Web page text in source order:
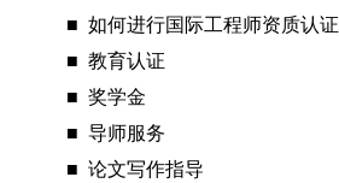
■ 如何进行国际工程师资质认证
■ 教育认证
■ 奖学金
■ 导师服务
■ 论文写作指导